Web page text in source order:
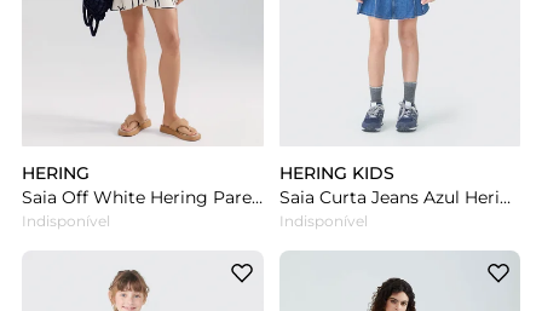
HERING
Saia Off White Hering Pareô Cintura Alta Estampada
Indisponível
HERING KIDS
Saia Curta Jeans Azul Hering Infantil Com Pregas
Indisponível